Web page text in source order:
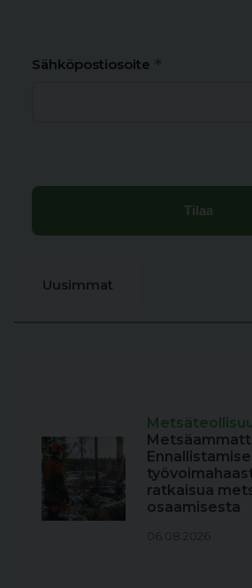
Sähköpostiosoite *
Uusimmat
ratkaisua
osaamisesta
06.08.2026